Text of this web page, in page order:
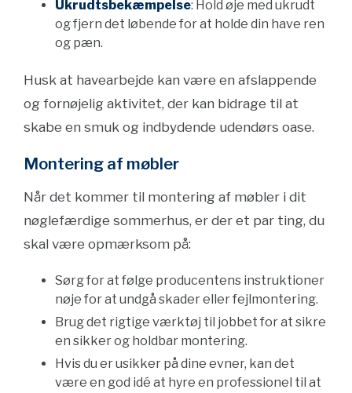
Ukrudtsbekæmpelse: Hold øje med ukrudt
og fjern det løbende for at holde din have ren
og pæn.
Husk at havearbejde kan være en afslappende
og fornøjelig aktivitet, der kan bidrage til at
skabe en smuk og indbydende udendørs oase.
Montering af møbler
Når det kommer til montering af møbler i dit
nøglefærdige sommerhus, er der et par ting, du
skal være opmærksom på:
Sørg for at følge producentens instruktioner
nøje for at undgå skader eller fejlmontering.
Brug det rigtige værktøj til jobbet for at sikre
en sikker og holdbar montering.
Hvis du er usikker på dine evner, kan det
være en god idé at hyre en professionel til at